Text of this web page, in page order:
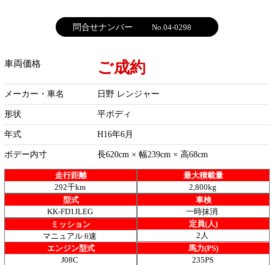
問合せナンバー No.04-0298
車両価格 ご成約
メーカー・車名 日野 レンジャー
形状 平ボディ
年式 H16年6月
ボデー内寸 長620cm × 幅239cm × 高68cm
走行距離
292千km
最大積載量
2,800kg
型式
KK-FD1JLEG
車検
一時抹消
ミッション
マニュアル 6速
定員(人)
2人
エンジン型式
J08C
馬力(PS)
235PS